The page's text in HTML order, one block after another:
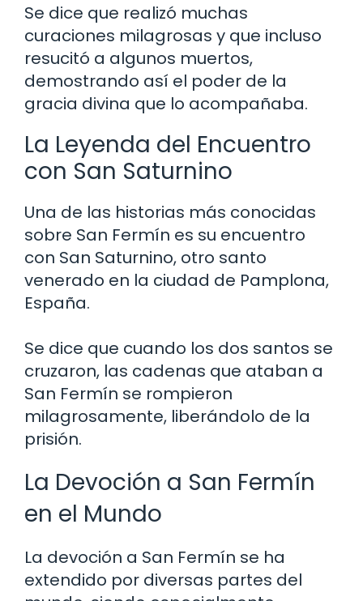
Se dice que realizó muchas
curaciones milagrosas y que incluso
resucitó a algunos muertos,
demostrando así el poder de la
gracia divina que lo acompañaba.
La Leyenda del Encuentro
con San Saturnino
Una de las historias más conocidas
sobre San Fermín es su encuentro
con San Saturnino, otro santo
venerado en la ciudad de Pamplona,
España.
Se dice que cuando los dos santos se
cruzaron, las cadenas que ataban a
San Fermín se rompieron
milagrosamente, liberándolo de la
prisión.
La Devoción a San Fermín
en el Mundo
La devoción a San Fermín se ha
extendido por diversas partes del